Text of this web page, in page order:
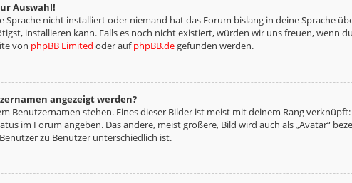
Auswahl!
nicht installiert oder niemand hat das Forum bislang in deine Sprache
installieren kann. Falls es noch nicht existiert, würden wir uns freuen, wenn
von phpBB Limited oder aufphpBB.degefunden werden.
angezeigt werden?
Benutzernamen stehen. Eines dieser Bilder ist meist mit deinem Rang
im Forum angeben. Das andere, meist größere, Bild wird auch als „Avatar“
zu Benutzer unterschiedlich ist.